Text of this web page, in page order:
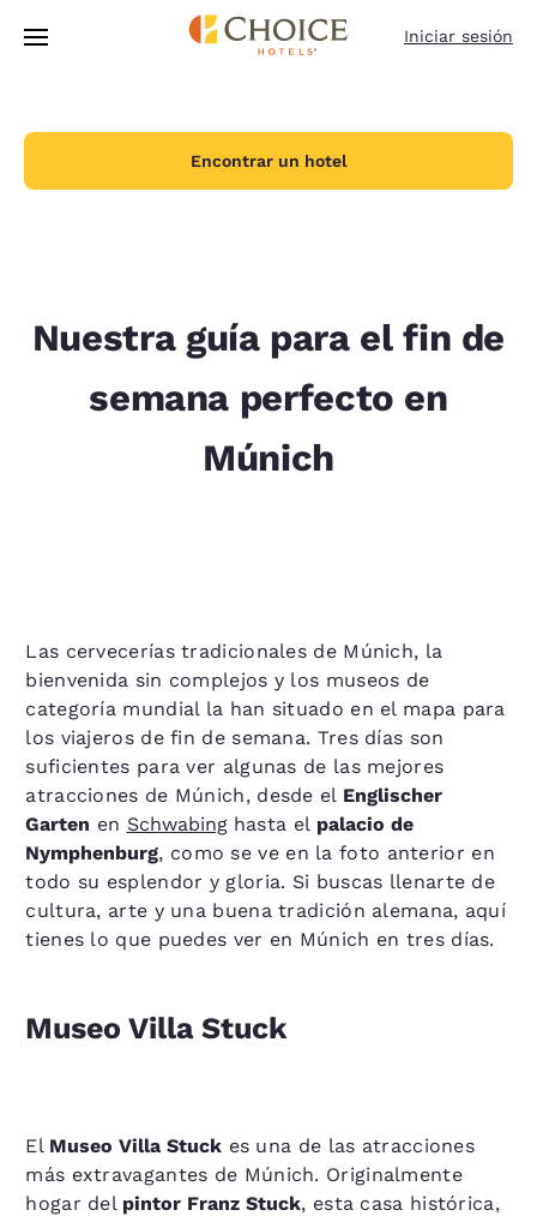
Saltar A Contenido Principal
Iniciar sesión
Encontrar un hotel
Nuestra guía para el fin de
semana perfecto en
Múnich
Las cervecerías tradicionales de Múnich, la
bienvenida sin complejos y los museos de
categoría mundial la han situado en el mapa para
los viajeros de fin de semana. Tres días son
suficientes para ver algunas de las mejores
atracciones de Múnich, desde el Englischer
Garten en Schwabinghasta el palacio de
Nymphenburg, como se ve en la foto anterior en
todo su esplendor y gloria. Si buscas llenarte de
cultura, arte y una buena tradición alemana, aquí
tienes lo que puedes ver en Múnich en tres días.
Museo Villa Stuck
El Museo Villa Stuck es una de las atracciones
más extravagantes de Múnich. Originalmente
hogar del pintor Franz Stuck, esta casa histórica,